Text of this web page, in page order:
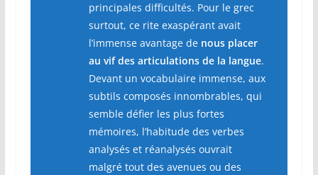
principales difficultés. Pour le grec
surtout, ce rite exaspérant avait
l’immense avantage de nous placer
au vif des articulations de la langue.
Devant un vocabulaire immense, aux
subtils composés innombrables, qui
semble défier les plus fortes
mémoires, l’habitude des verbes
analysés et réanalysés ouvrait
malgré tout des avenues ou des